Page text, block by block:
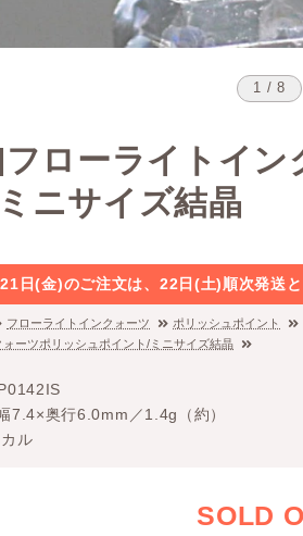
1 / 8
フローライトイ
ニサイズ結晶
日(金)のご注文は、22日(土)順次発送と
フローライトインクォーツ
ポリッシュポイント
ーツポリッシュポイント/ミニサイズ結晶
7.4×奥行6.0mm／1.4g（約）
ル
SOLD